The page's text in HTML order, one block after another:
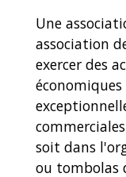
Une
association
exercer des
soit dans
ou tombolas